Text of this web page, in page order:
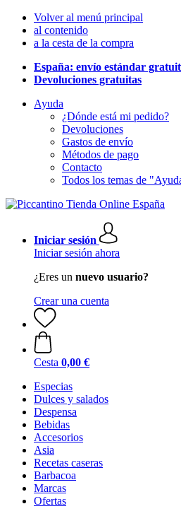
Volver al menú principal
al contenido
a la cesta de la compra
España: envío estándar
Devoluciones gratuitas
Ayuda
¿Dónde está mi pedido?
Devoluciones
Gastos de envío
Métodos de pago
Contacto
Todos los temas de
Iniciar sesión
Iniciar sesión ahora
¿Eres un nuevo usuario?
Crear una cuenta
Cesta 0,00 €
Especias
Dulces y salados
Despensa
Bebidas
Accesorios
Asia
Recetas caseras
Barbacoa
Marcas
Ofertas